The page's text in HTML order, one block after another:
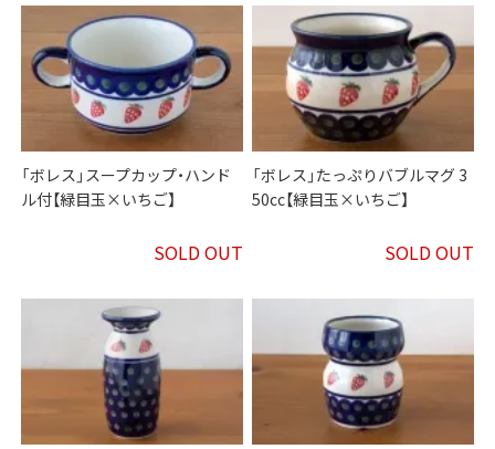
「ボレス」スープカップ・ハンド
ル付【緑目玉×いちご】
SOLD OUT
「ボレス」たっぷりバブルマグ 3
50cc【緑目玉×いちご】
SOLD OUT